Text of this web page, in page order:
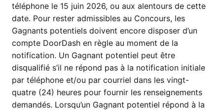
téléphone le 15 juin 2026, ou aux alentours de cette
date. Pour rester admissibles au Concours, les
Gagnants potentiels doivent encore disposer d’un
compte DoorDash en règle au moment de la
notification. Un Gagnant potentiel peut être
disqualifié s’il ne répond pas à la notification initiale
par téléphone et/ou par courriel dans les vingt-
quatre (24) heures pour fournir les renseignements
demandés. Lorsqu’un Gagnant potentiel répond à la